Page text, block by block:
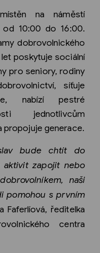
na náměstí
10:00 do 16:00.
dobrovolnického
poskytuje sociální
pro seniory, rodiny
síťuje
nabízí pestré
jednotlivcům
propojuje generace.
bude chtít do
aktivit zapojit nebo
naši
pomohou s prvním
Faferlíová, ředitelka
centra